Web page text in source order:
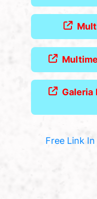
Galeria
Free Link